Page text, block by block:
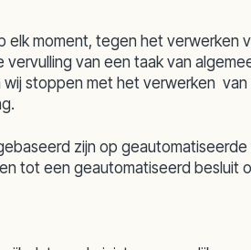
moment, tegen het verwerken
van een taak van
stoppen met het verwerken
zijn op
tot een geautomatiseerd besluit